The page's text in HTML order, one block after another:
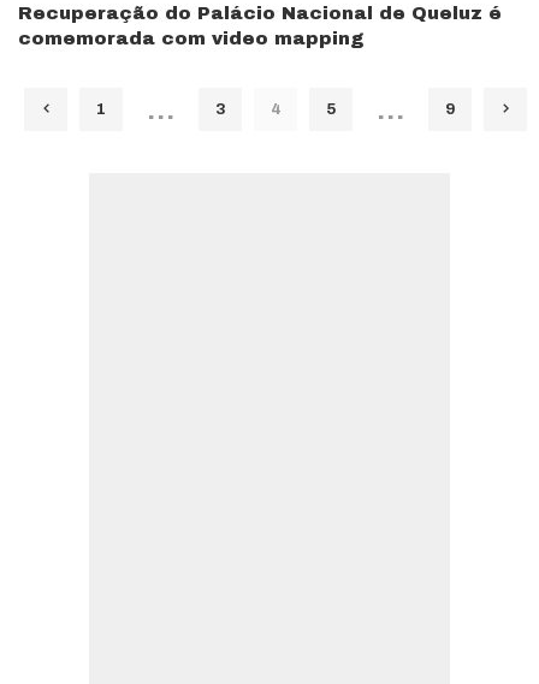
Recuperação do Palácio Nacional de Queluz é
comemorada com video mapping
1 … 3 4 5 … 9